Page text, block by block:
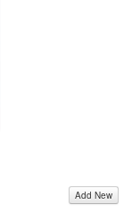
Add New